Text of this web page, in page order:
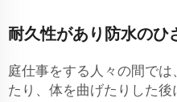
耐久性があり防水のひ
庭仕事をする人々の間で
たり、体を曲げたりした